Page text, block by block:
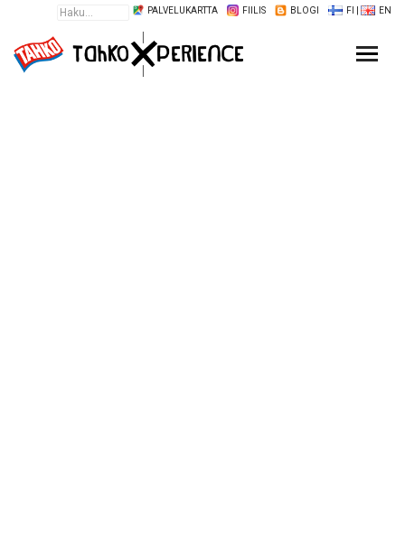
PALVELUKARTTA FIILIS BLOGI FI EN